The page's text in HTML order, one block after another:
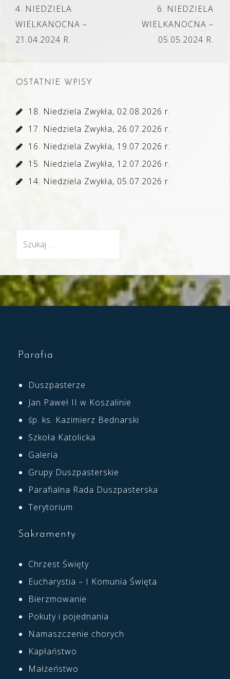
Nawigacja
wpisu
4. NIEDZIELA
WIELKANOCNA –
21.04.2024 R.
6. NIEDZIELA
WIELKANOCNA –
05.05.2024 R.
OSTATNIE WPISY
18. Niedziela Zwykła, 02.08.2026 r.
17. Niedziela Zwykła, 26.07.2026 r.
16. Niedziela Zwykła, 19.07.2026 r.
15. Niedziela Zwykła, 12.07.2026 r.
14. Niedziela Zwykła, 05.07.2026 r.
Parafia
Duszpasterze
Jan Paweł II w Koszalinie
śp. ks. Kazimierz Bednarski
Szkoła Katolicka
Galeria
Grupy Duszpasterskie
Parafialna Rada Duszpasterska
Terytorium
Sakramenty
Chrzest Święty
Eucharystia – I Komunia Święta
Bierzmowanie
Pokuty i pojednania
Namaszczenie chorych
Kapłaństwo
Małżeństwo